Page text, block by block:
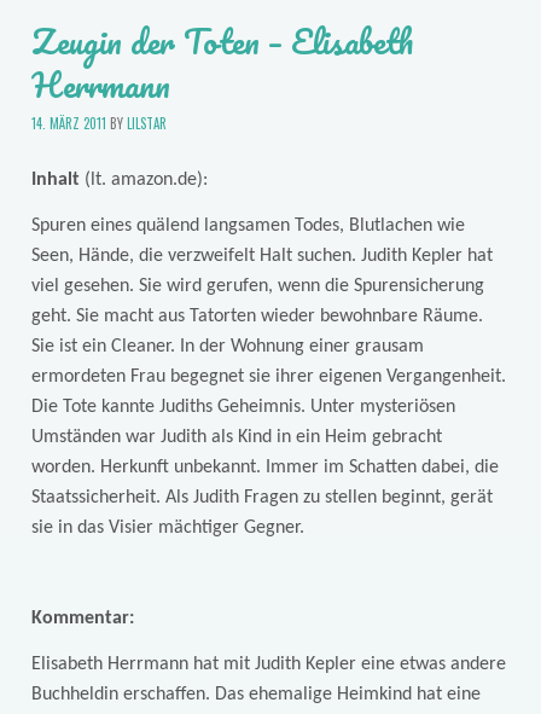
Zeugin der Toten – Elisabeth
Herrmann
14. MÄRZ 2011 BYLILSTAR
Inhalt (lt. amazon.de):
Spuren eines quälend langsamen Todes, Blutlachen wie
Seen, Hände, die verzweifelt Halt suchen. Judith Kepler hat
viel gesehen. Sie wird gerufen, wenn die Spurensicherung
geht. Sie macht aus Tatorten wieder bewohnbare Räume.
Sie ist ein Cleaner. In der Wohnung einer grausam
ermordeten Frau begegnet sie ihrer eigenen Vergangenheit.
Die Tote kannte Judiths Geheimnis. Unter mysteriösen
Umständen war Judith als Kind in ein Heim gebracht
worden. Herkunft unbekannt. Immer im Schatten dabei, die
Staatssicherheit. Als Judith Fragen zu stellen beginnt, gerät
sie in das Visier mächtiger Gegner.
Kommentar:
Elisabeth Herrmann hat mit Judith Kepler eine etwas andere
Buchheldin erschaffen. Das ehemalige Heimkind hat eine